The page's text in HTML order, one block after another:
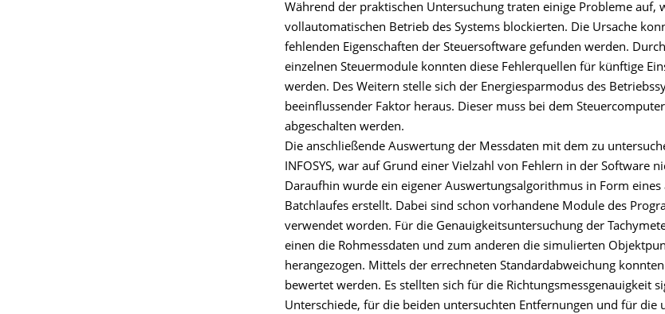
Während der praktischen Untersuchung traten einige Probleme auf,
vollautomatischen Betrieb des Systems blockierten. Die Ursache
fehlenden Eigenschaften der Steuersoftware gefunden werden.
einzelnen Steuermodule konnten diese Fehlerquellen für künftige
werden. Des Weitern stelle sich der Energiesparmodus des
beeinflussender Faktor heraus. Dieser muss bei dem
abgeschalten werden.
Die anschließende Auswertung der Messdaten mit dem zu
INFOSYS, war auf Grund einer Vielzahl von Fehlern in der Software
Daraufhin wurde ein eigener Auswertungsalgorithmus in Form eines
Batchlaufes erstellt. Dabei sind schon vorhandene Module des
verwendet worden. Für die Genauigkeitsuntersuchung der
einen die Rohmessdaten und zum anderen die simulierten
herangezogen. Mittels der errechneten Standardabweichung
bewertet werden. Es stellten sich für die Richtungsmessgenauigkeit
Unterschiede, für die beiden untersuchten Entfernungen und für die